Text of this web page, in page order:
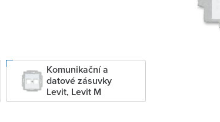
Komunikační a
datové zásuvky
Levit, Levit M